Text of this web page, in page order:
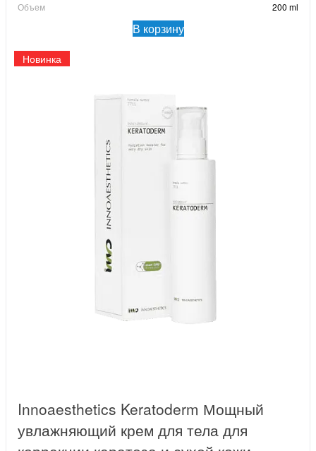
Объем
200 ml
В корзину
Новинка
Innoaesthetics Keratoderm Мощный
увлажняющий крем для тела для